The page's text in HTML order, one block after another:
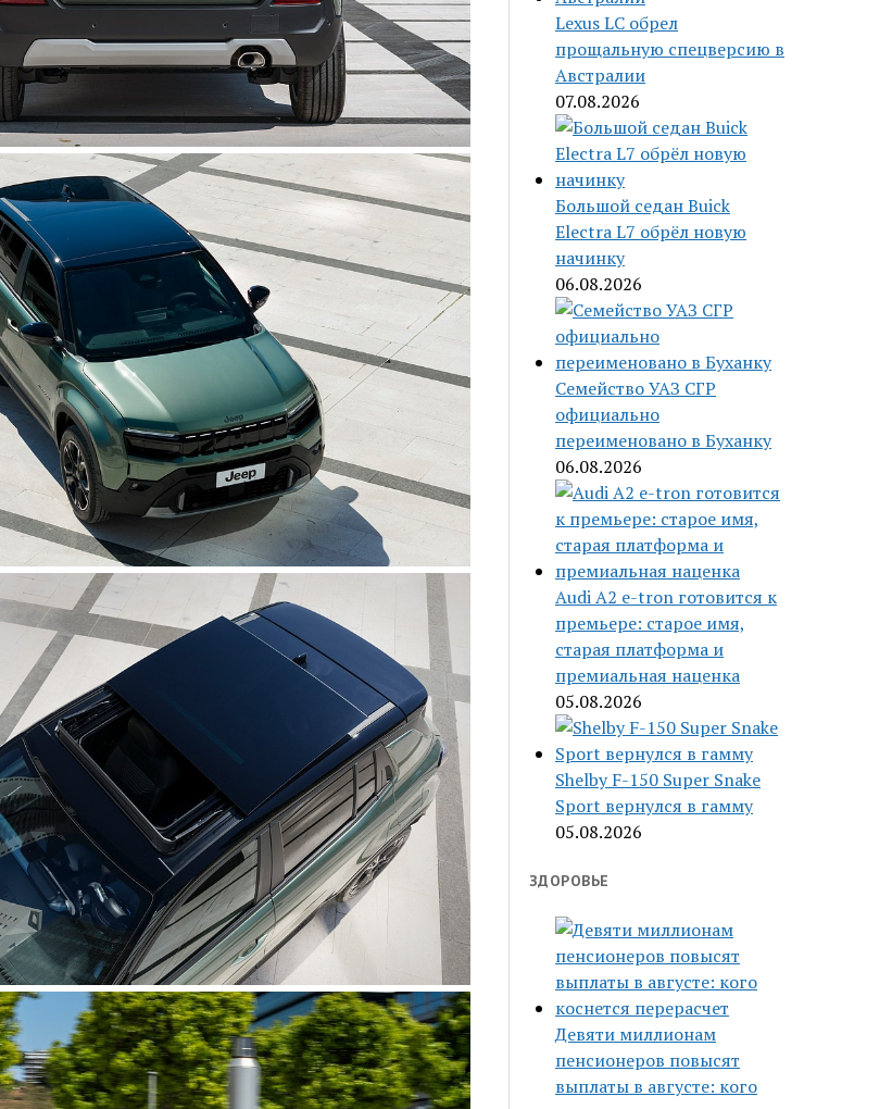
Lexus LC обрел
прощальную спецверсию в
Австралии
07.08.2026
Большой седан Buick
Electra L7 обрёл новую
начинку
06.08.2026
Семейство УАЗ СГР
официально
переименовано в Буханку
06.08.2026
Audi A2 e-tron готовится к
премьере: старое имя,
старая платформа и
премиальная наценка
05.08.2026
Shelby F-150 Super Snake
Sport вернулся в гамму
05.08.2026
ЗДОРОВЬЕ
Девяти миллионам
пенсионеров повысят
выплаты в августе: кого